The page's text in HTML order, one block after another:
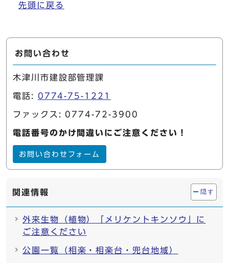
先頭に戻る
お問い合わせ
木津川市建設部管理課
電話: 0774-75-1221
ファックス: 0774-72-3900
電話番号のかけ間違いにご注意ください！
お問い合わせフォーム
関連情報 隠す
外来生物（植物）「メリケントキンソウ」に
ご注意ください
公園一覧（相楽・相楽台・兜台地域）